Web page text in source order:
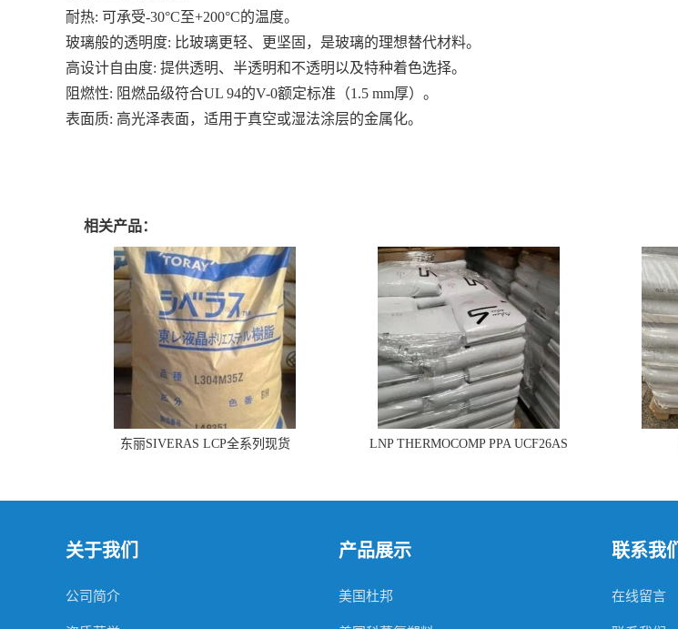
耐热: 可承受-30°C至+200°C的温度。
玻璃般的透明度: 比玻璃更轻、更坚固，是玻璃的理想替代材料。
高设计自由度: 提供透明、半透明和不透明以及特种着色选择。
阻燃性: 阻燃品级符合UL 94的V-0额定标准（1.5 mm厚）。
表面质: 高光泽表面，适用于真空或湿法涂层的金属化。
相关产品：
东丽SIVERAS LCP全系列现货 LNP THERMOCOMP PPA UCF26AS
关于我们
公司简介
产品展示
美国杜邦
联系我们
在线留言